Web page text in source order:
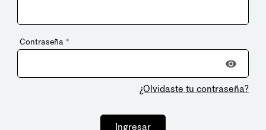
Contraseña *
¿Olvidaste tu contraseña?
Ingresar